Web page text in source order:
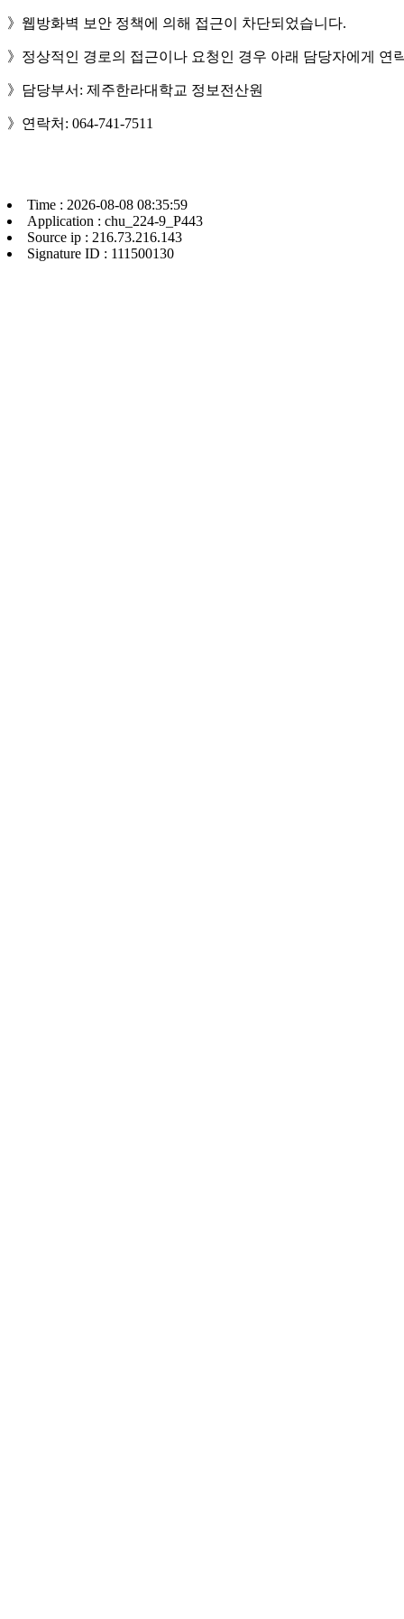
》웹방화벽 보안 정책에 의해 접근이 차단되었습니다.
》정상적인 경로의 접근이나 요청인 경우 아래 담당자에게 연
》담당부서: 제주한라대학교 정보전산원
》연락처: 064-741-7511
Time : 2026-08-08 08:35:59
Application : chu_224-9_P443
Source ip : 216.73.216.143
Signature ID : 111500130